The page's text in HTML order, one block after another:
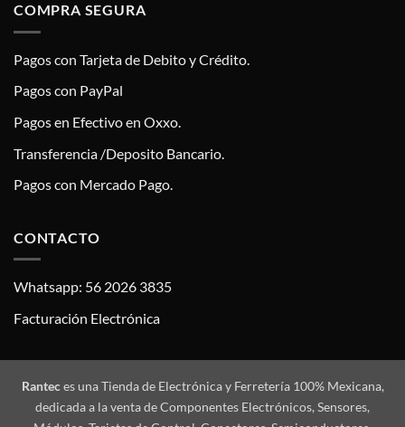
COMPRA SEGURA
Pagos con Tarjeta de Debito y Crédito.
Pagos con PayPal
Pagos en Efectivo en Oxxo.
Transferencia /Deposito Bancario.
Pagos con Mercado Pago.
CONTACTO
Whatsapp: 56 2026 3835
Facturación Electrónica
Ranteces una Tienda de Electrónica y Ferretería 100% Mexicana,
dedicada a la venta de Componentes Electrónicos, Sensores,